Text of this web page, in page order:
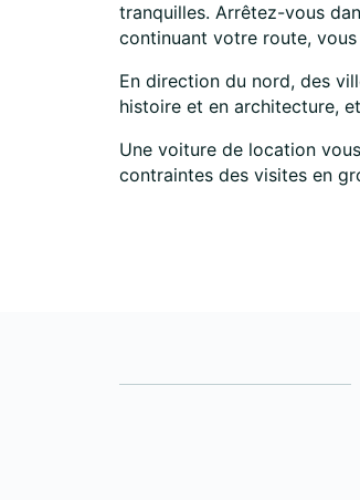
tranquilles. Arrêtez-vous
continuant votre route,
En direction du nord, des
histoire et en architecture,
Une voiture de location
contraintes des visites en